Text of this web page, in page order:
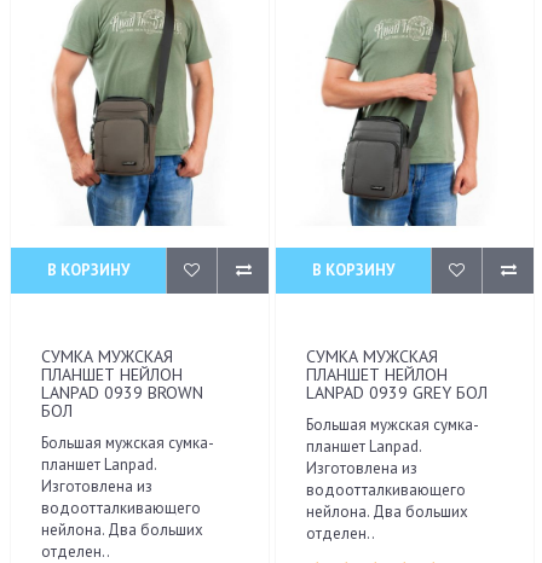
В КОРЗИНУ
СУМКА МУЖСКАЯ
ПЛАНШЕТ НЕЙЛОН
LANPAD 0939 BROWN
БОЛ
Большая мужская сумка-
планшет Lanpad.
Изготовлена из
водоотталкивающего
нейлона. Два больших
отделен..
В КОРЗИНУ
СУМКА МУЖСКАЯ
ПЛАНШЕТ НЕЙЛОН
LANPAD 0939 GREY БОЛ
Большая мужская сумка-
планшет Lanpad.
Изготовлена из
водоотталкивающего
нейлона. Два больших
отделен..